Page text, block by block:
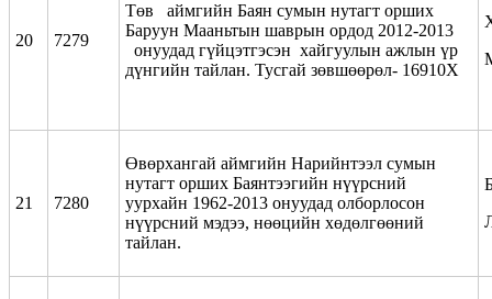
20 7279
Төв аймгийн Баян сумын нутагт орших
Баруун Мааньтын шаврын ордод 2012-2013
онуудад гүйцэтгэсэн хайгуулын ажлын үр
дүнгийн тайлан. Тусгай зөвшөөрөл- 16910Х
21 7280
Өвөрхангай аймгийн Нарийнтээл сумын
нутагт орших Баянтээгийн нүүрсний
уурхайн 1962-2013 онуудад олборлосон
нүүрсний мэдээ, нөөцийн хөдөлгөөний
тайлан.